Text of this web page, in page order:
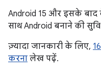
Android 15 और इसके
साथ Android बनाने की
ज़्यादा जानकारी के लिए,
करना लेख पढ़ें.